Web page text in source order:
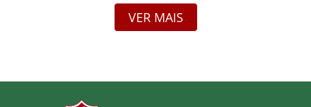
Garantia: Contra defeito de fabricação
Medidas Aproximadas (Altura x Cintura)
GG – 106 cm x 45 cm
VER MAIS